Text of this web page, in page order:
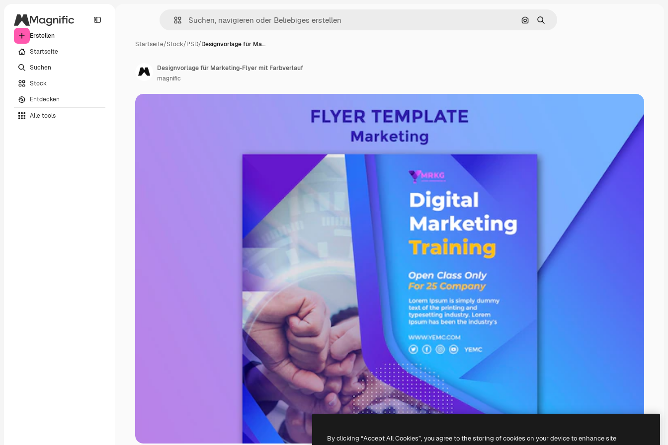
Erstellen
Startseite
Suchen
Stock
Entdecken
Alle tools
Nach Bild suchen
Suchen
Startseite/Stock/PSD/Designvorlage für Ma…
Designvorlage für Marketing-Flyer mit Farbverlauf
magnific
By clicking “Accept All Cookies”, you agree to the storing of cookies on your device to enhance site